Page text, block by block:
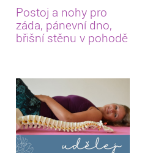
Postoj a nohy pro
záda, pánevní dno,
břišní stěnu v pohodě